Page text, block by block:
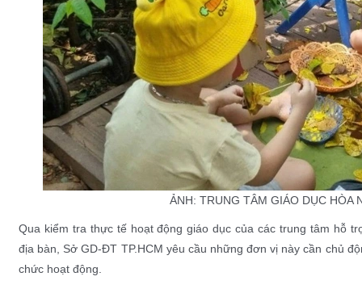
ẢNH: TRUNG TÂM GIÁO DỤC HÒA
Qua kiểm tra thực tế hoạt động giáo dục của các trung tâm hỗ
địa bàn, Sở GD-ĐT TP.HCM yêu cầu những đơn vị này cần chủ
chức hoạt động.